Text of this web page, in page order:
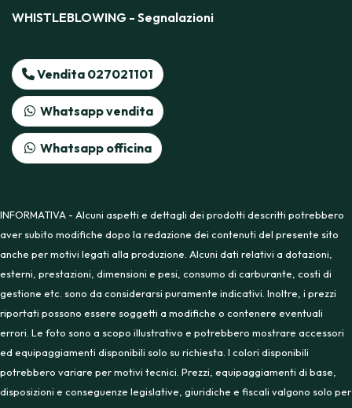
WHISTLEBLOWING - Segnalazioni
Vendita 027021101
Whatsapp vendita
Whatsapp officina
INFORMATIVA - Alcuni aspetti e dettagli dei prodotti descritti potrebbero
aver subito modifiche dopo la redazione dei contenuti del presente sito
anche per motivi legati alla produzione. Alcuni dati relativi a dotazioni,
esterni, prestazioni, dimensioni e pesi, consumo di carburante, costi di
gestione etc. sono da considerarsi puramente indicativi. Inoltre, i prezzi
riportati possono essere soggetti a modifiche o contenere eventuali
errori. Le foto sono a scopo illustrativo e potrebbero mostrare accessori
ed equipaggiamenti disponibili solo su richiesta. I colori disponibili
potrebbero variare per motivi tecnici. Prezzi, equipaggiamenti di base,
disposizioni e conseguenze legislative, giuridiche e fiscali valgono solo per